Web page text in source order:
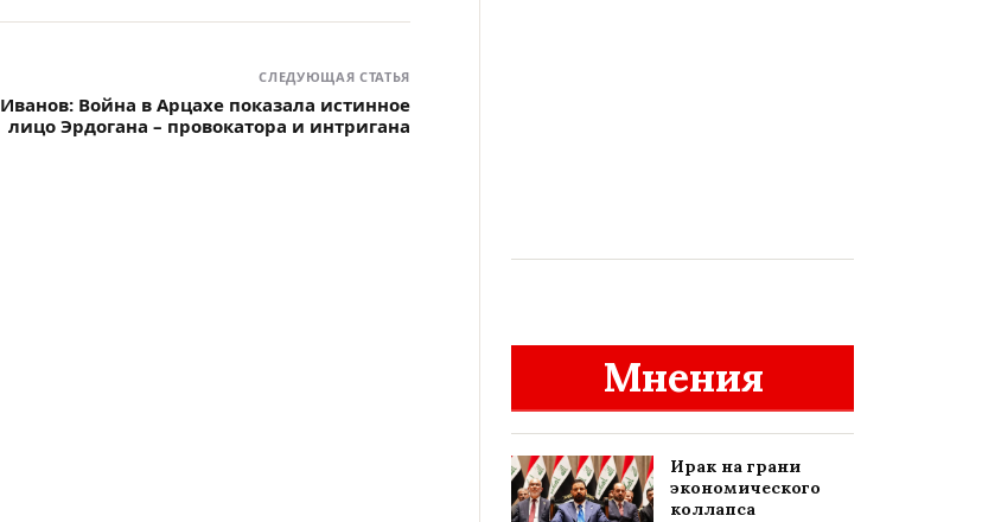
СЛЕДУЮЩАЯ СТАТЬЯ
Иванов: Война в Арцахе показала истинное
лицо Эрдогана – провокатора и интригана
Мнения
Ирак на грани
экономического
коллапса